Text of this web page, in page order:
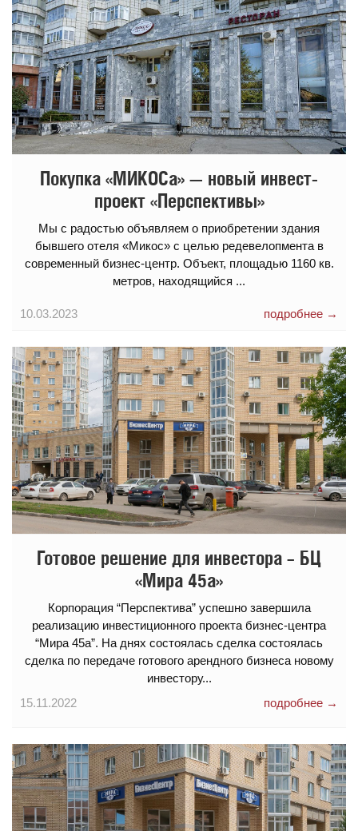
Покупка «МИКОСа» — новый инвест-
проект «Перспективы»
Мы с радостью объявляем о приобретении здания
бывшего отеля «Микос» с целью редевелопмента в
современный бизнес-центр. Объект, площадью 1160 кв.
метров, находящийся ...
10.03.2023 подробнее →
Готовое решение для инвестора – БЦ
«Мира 45а»
Корпорация “Перспектива” успешно завершила
реализацию инвестиционного проекта бизнес-центра
“Мира 45a”. На днях состоялась сделка состоялась
сделка по передаче готового арендного бизнеса новому
инвестору...
15.11.2022
подробнее →